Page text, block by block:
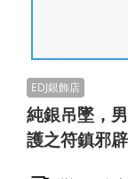
純銀吊墜，
護之符鎮邪